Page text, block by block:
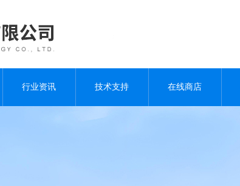
行业资讯 技术支持 在线商店